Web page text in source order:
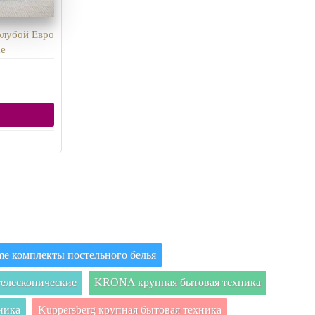
Евро
комплекты постельного белья
KRONA крупная бытовая техника
Kuppersberg крупная бытовая техника